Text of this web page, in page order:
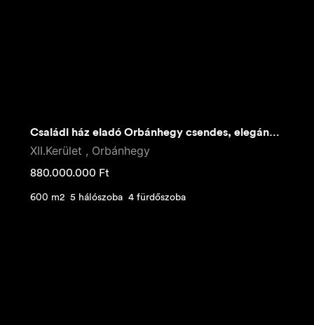
Családi ház eladó Orbánhegy csendes, elegáns részén!
XII.Kerület , Orbánhegy
880.000.000 Ft
600 m2 5 hálószoba 4 fürdőszoba